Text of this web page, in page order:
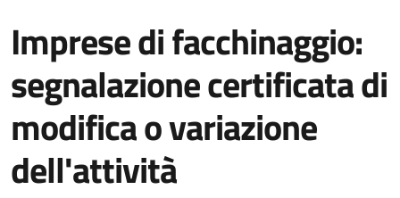
Imprese di facchinaggio:
segnalazione certificata di
modifica o variazione
dell'attività